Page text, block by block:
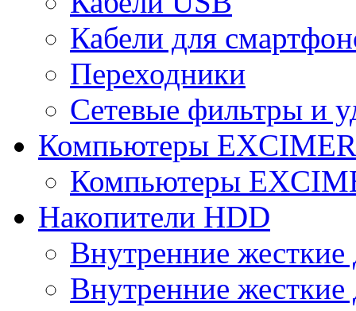
Кабели для
Переходники
Сетевые фильтры и
Компьютеры
Компьютеры
Накопители HDD
Внутренние
Внутренние